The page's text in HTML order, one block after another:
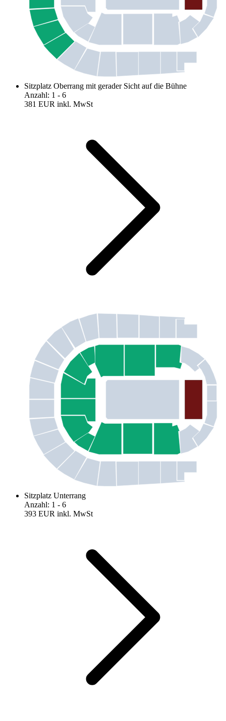
Sitzplatz Oberrang mit gerader Sicht auf die Bühne
Anzahl: 1 - 6
381 EUR inkl. MwSt
Sitzplatz Unterrang
Anzahl: 1 - 6
393 EUR inkl. MwSt